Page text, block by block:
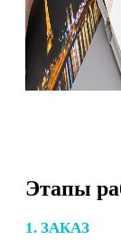
Этапы
1. ЗАКАЗ